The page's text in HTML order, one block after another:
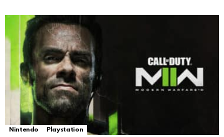
Nintendo Playstation